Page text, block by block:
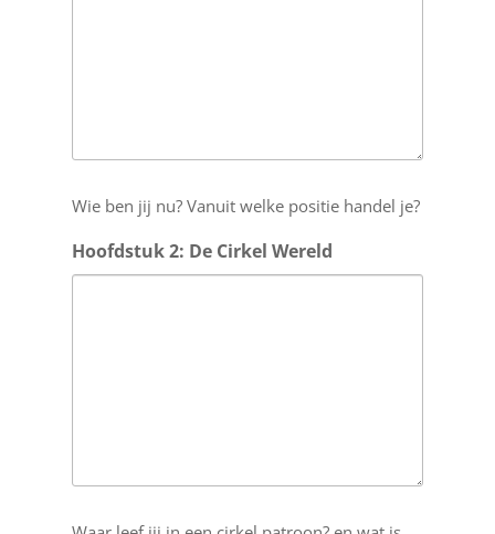
Wie ben jij nu? Vanuit welke positie handel je?
Hoofdstuk 2: De Cirkel Wereld